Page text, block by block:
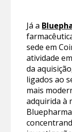
Já a
sede em
atividade
da
ligados ao
mais
adquirida à